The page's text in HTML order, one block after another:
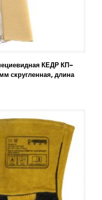
КЕДР КП-
скругленная, длина